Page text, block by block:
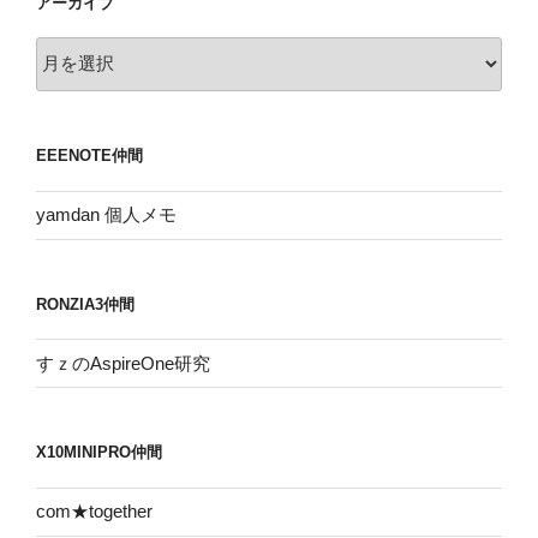
ー
ブ
EEENOTE仲間
yamdan 個人メモ
RONZIA3仲間
すｚのAspireOne研究
X10MINIPRO仲間
com★together